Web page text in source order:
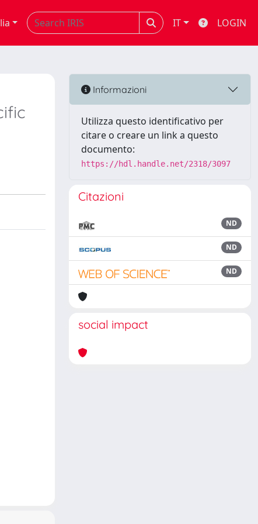
IT LOGIN
Informazioni
Utilizza questo identificativo per
citare o creare un link a questo
documento:
https://hdl.handle.net/2318/3097
Citazioni
ND
ND
ND
social impact